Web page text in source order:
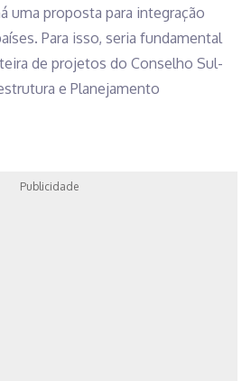
uma proposta para integração
Para isso, seria fundamental
de projetos do Conselho Sul-
e Planejamento
Publicidade